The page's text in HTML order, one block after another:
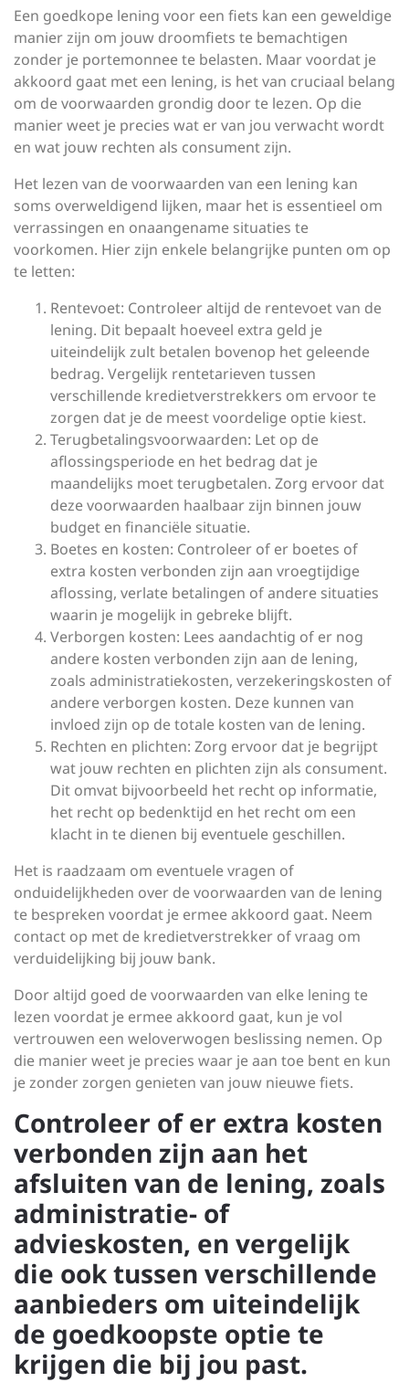
Een goedkope lening voor een fiets kan een geweldige
manier zijn om jouw droomfiets te bemachtigen
zonder je portemonnee te belasten. Maar voordat je
akkoord gaat met een lening, is het van cruciaal belang
om de voorwaarden grondig door te lezen. Op die
manier weet je precies wat er van jou verwacht wordt
en wat jouw rechten als consument zijn.
Het lezen van de voorwaarden van een lening kan
soms overweldigend lijken, maar het is essentieel om
verrassingen en onaangename situaties te
voorkomen. Hier zijn enkele belangrijke punten om op
te letten:
Rentevoet: Controleer altijd de rentevoet van de
lening. Dit bepaalt hoeveel extra geld je
uiteindelijk zult betalen bovenop het geleende
bedrag. Vergelijk rentetarieven tussen
verschillende kredietverstrekkers om ervoor te
zorgen dat je de meest voordelige optie kiest.
Terugbetalingsvoorwaarden: Let op de
aflossingsperiode en het bedrag dat je
maandelijks moet terugbetalen. Zorg ervoor dat
deze voorwaarden haalbaar zijn binnen jouw
budget en financiële situatie.
Boetes en kosten: Controleer of er boetes of
extra kosten verbonden zijn aan vroegtijdige
aflossing, verlate betalingen of andere situaties
waarin je mogelijk in gebreke blijft.
Verborgen kosten: Lees aandachtig of er nog
andere kosten verbonden zijn aan de lening,
zoals administratiekosten, verzekeringskosten of
andere verborgen kosten. Deze kunnen van
invloed zijn op de totale kosten van de lening.
Rechten en plichten: Zorg ervoor dat je begrijpt
wat jouw rechten en plichten zijn als consument.
Dit omvat bijvoorbeeld het recht op informatie,
het recht op bedenktijd en het recht om een
klacht in te dienen bij eventuele geschillen.
Het is raadzaam om eventuele vragen of
onduidelijkheden over de voorwaarden van de lening
te bespreken voordat je ermee akkoord gaat. Neem
contact op met de kredietverstrekker of vraag om
verduidelijking bij jouw bank.
Door altijd goed de voorwaarden van elke lening te
lezen voordat je ermee akkoord gaat, kun je vol
vertrouwen een weloverwogen beslissing nemen. Op
die manier weet je precies waar je aan toe bent en kun
je zonder zorgen genieten van jouw nieuwe fiets.
Controleer of er extra kosten
verbonden zijn aan het
afsluiten van de lening, zoals
administratie- of
advieskosten, en vergelijk
die ook tussen verschillende
aanbieders om uiteindelijk
de goedkoopste optie te
krijgen die bij jou past.